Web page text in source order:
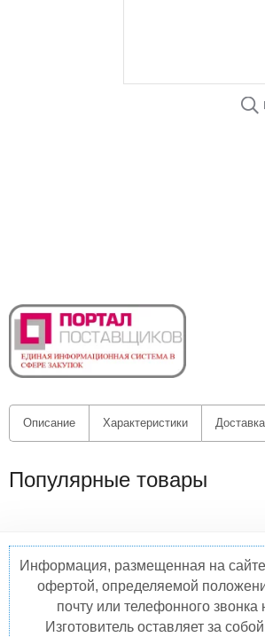
Описание Характеристики Доставка
Популярные товары
Информация, размещенная на
офертой, определяемой
почту или телефонного
Изготовитель оставляет за